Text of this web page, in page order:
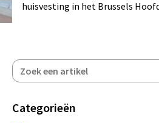
huisvesting in het Brussels
Categorieën